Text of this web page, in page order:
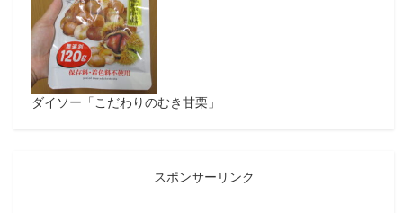
ダイソー「こだわりのむき甘栗」
スポンサーリンク